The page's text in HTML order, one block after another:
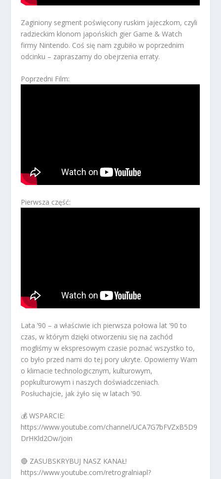
Zaginiony segment poświęcony ruskim jajeczkom, czyli
radzieckim klonom japońskich gier Game & Watch
firmy Nintendo. Coś się nam zgubiło w poprzednim
odcinku – zapraszamy do obejrzenia erraty.
Poprzedni Film:
Pierwsza część:
Lata ’90 – a właściwie ich pierwsza połowa lat ’90 to
czas, w którym dzięki otworzeniu się na zachód
mogliśmy w ekspresowym czasie poznać wszystko to,
co było przed nami do tej pory ukryte. Opowiemy Wam
o klimacie technologicznym, kulturowym,
popkulturowym i naszych doświadczeniach.
Posłuchajcie, jak żyło się w latach ’90.
💰 WSPARCIE:
https://www.youtube.com/channel/UCA7G7bFVZxB5D9
DrHKld2Ow/join
🔴 ZASUBSKRYBUJ NASZ KANAŁ!
https://www.youtube.com/retrogralniapl?